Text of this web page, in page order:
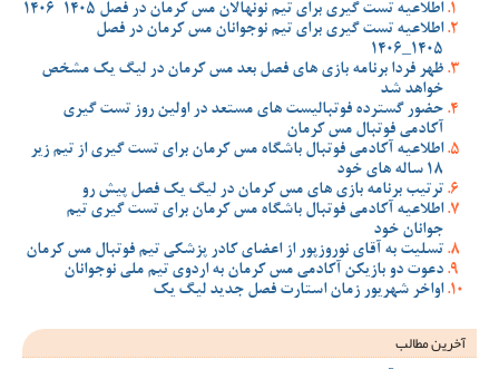
اطلاعیه تست گیری برای تیم نونهالان مس کرمان در فصل 1405-1406
اطلاعیه تست گیری برای تیم نوجوانان مس کرمان در فصل
1405_1406
ظهر فردا برنامه بازی های فصل بعد مس کرمان در لیگ یک مشخص
خواهد شد
حضور گسترده فوتبالیست های مستعد در اولین روز تست گیری
آکادمی فوتبال مس کرمان
اطلاعیه آکادمی فوتبال باشگاه مس کرمان برای تست گیری از تیم زیر
18 ساله های خود
ترتیب برنامه بازی های مس کرمان در لیگ یک فصل پیش رو
اطلاعیه آکادمی فوتبال باشگاه مس کرمان برای تست گیری تیم
جوانان خود
تسلیت به آقای نوروزپور از اعضای کادر پزشکی تیم فوتبال مس کرمان
دعوت دو بازیکن آکادمی مس کرمان به اردوی تیم ملی نوجوانان
اواخر شهریور زمان استارت فصل جدید لیگ یک
آخرین مطالب